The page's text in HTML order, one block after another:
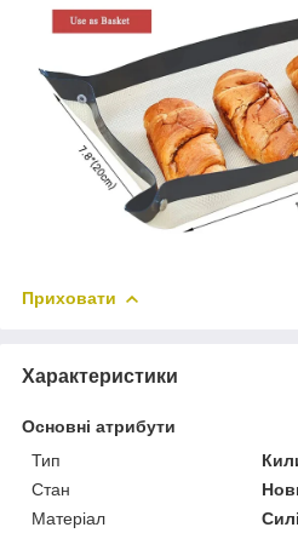
Приховати
Характеристики
Основні атрибути
Тип
Стан
Матеріал